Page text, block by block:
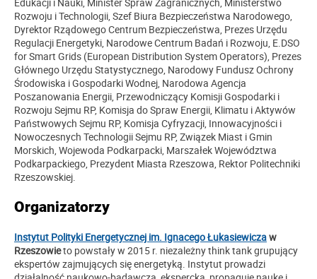
Rozwoju i Technologii, Szef Biura Bezpieczeństwa Narodowego,
Dyrektor Rządowego Centrum Bezpieczeństwa, Prezes Urzędu
Regulacji Energetyki, Narodowe Centrum Badań i Rozwoju, E.DSO
for Smart Grids (European Distribution System Operators), Prezes
Głównego Urzędu Statystycznego, Narodowy Fundusz Ochrony
Środowiska i Gospodarki Wodnej, Narodowa Agencja
Poszanowania Energii, Przewodniczący Komisji Gospodarki i
Rozwoju Sejmu RP, Komisja do Spraw Energii, Klimatu i Aktywów
Państwowych Sejmu RP, Komisja Cyfryzacji, Innowacyjności i
Nowoczesnych Technologii Sejmu RP, Związek Miast i Gmin
Morskich, Wojewoda Podkarpacki, Marszałek Województwa
Podkarpackiego, Prezydent Miasta Rzeszowa, Rektor Politechniki
Rzeszowskiej.
Organizatorzy
Instytut Polityki Energetycznej im. Ignacego Łukasiewiczaw
Rzeszowieto powstały w 2015 r. niezależny think tank grupujący
ekspertów zajmujących się energetyką. Instytut prowadzi